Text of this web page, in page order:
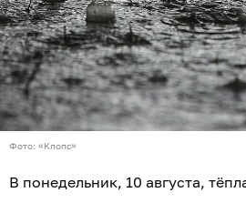
Фото: «Клопс»
В понедельник, 10 августа,